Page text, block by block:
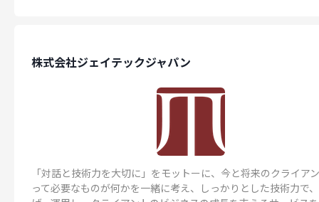
株式会社ジェイテックジャパン
「対話と技術力を大切に」をモットーに、今と将来のクライア
って必要なものが何かを一緒に考え、しっかりとした技術力で